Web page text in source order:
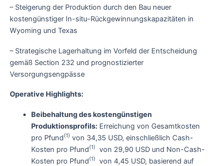
– Steigerung der Produktion durch den Bau neuer
kostengünstiger In-situ-Rückgewinnungskapazitäten in
Wyoming und Texas
– Strategische Lagerhaltung im Vorfeld der Entscheidung
gemäß Section 232 und prognostizierter
Versorgungsengpässe
Operative Highlights:
Beibehaltung des kostengünstigen
Produktionsprofils:Erreichung von Gesamtkosten
pro Pfund(1) von 34,35 USD, einschließlich Cash-
Kosten pro Pfund(1)
von 29,90 USD und Non-Cash-
Kosten pro Pfund(1)
von 4,45 USD, basierend auf